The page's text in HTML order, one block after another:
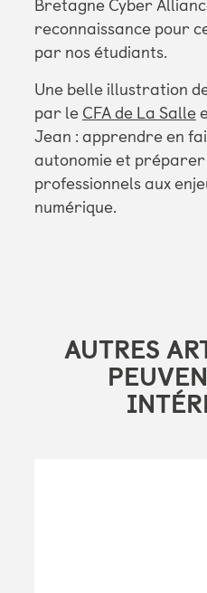
Bretagne Cyber
reconnaissance pour
par nos étudiants.
Une belle illustration
par le CFA de La Salle
Jean : apprendre en
autonomie et
professionnels aux
numérique.
AUTRES